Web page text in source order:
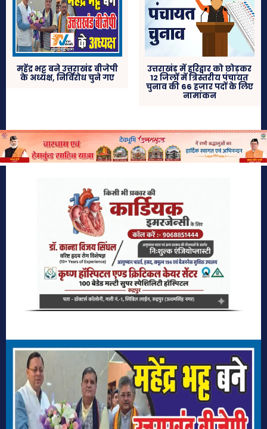
महेंद्र भट्ट बने उत्तराखंड बीजेपी
के अध्यक्ष, निर्विरोध चुने गए
उत्तराखंड में हरिद्वार को छोड़कर
12 जिलों में त्रिस्तरीय पंचायत
चुनाव की 66 हजार पदों के लिए
नामांकन